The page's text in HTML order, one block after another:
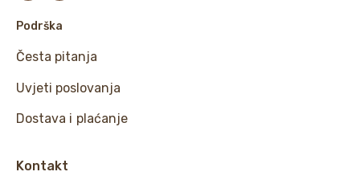
Podrška
Česta pitanja
Uvjeti poslovanja
Dostava i plaćanje
Kontakt